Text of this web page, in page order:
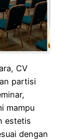
CV
partisi
mampu
estetis
dengan